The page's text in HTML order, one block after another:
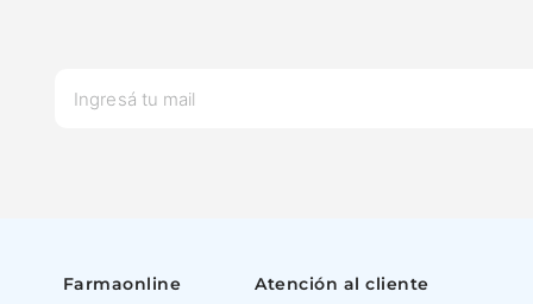
Farmaonline
Atención al cliente